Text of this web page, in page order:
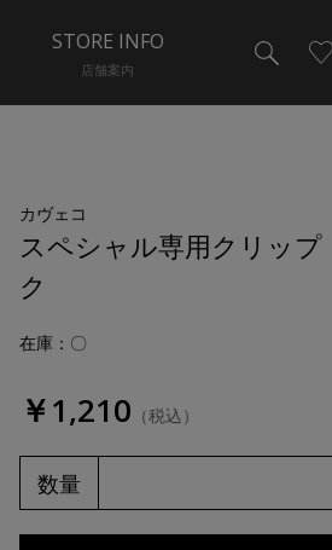
STORE INFO
店舗案内
カヴェコ
スペシャル専用クリッ
ク
在庫：〇
￥1,210 （税込）
数量